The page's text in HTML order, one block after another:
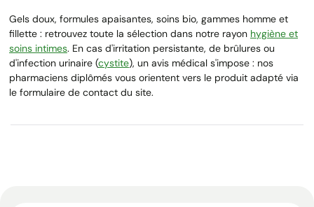
Gels doux, formules apaisantes, soins bio, gammes homme et
fillette : retrouvez toute la sélection dans notre rayon hygiène et
soins intimes. En cas d'irritation persistante, de brûlures ou
d'infection urinaire (cystite), un avis médical s'impose : nos
pharmaciens diplômés vous orientent vers le produit adapté via
le formulaire de contact du site.